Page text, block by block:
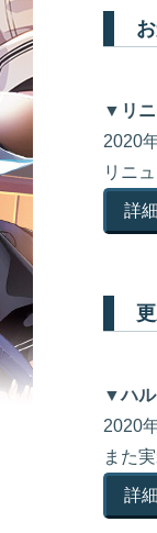
▼リニ
2020
リニ
詳
▼ハル
2020
また
詳